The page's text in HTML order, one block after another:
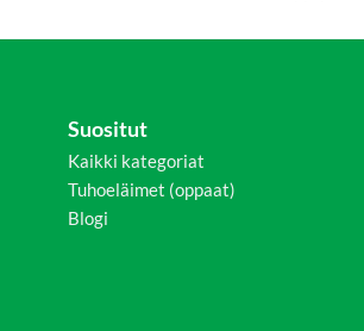
Suositut
Kaikki kategoriat
Tuhoeläimet (oppaat)
Blogi